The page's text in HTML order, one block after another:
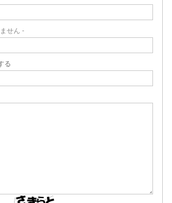
せん -
る